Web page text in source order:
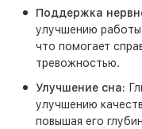
Поддержка
улучшению работы
что помогает
тревожностью.
Улучшение сна:
улучшению
повышая его